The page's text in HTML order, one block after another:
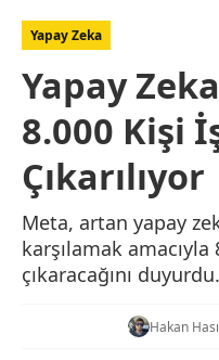
Yapay Zeka
Yapay
8.000 Kişi
Çıkarılıyor
Meta, artan yapay
karşılamak amacıyla
çıkaracağını
Hakan